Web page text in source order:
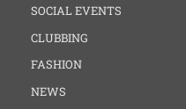
SOCIAL EVENTS
CLUBBING
FASHION
NEWS